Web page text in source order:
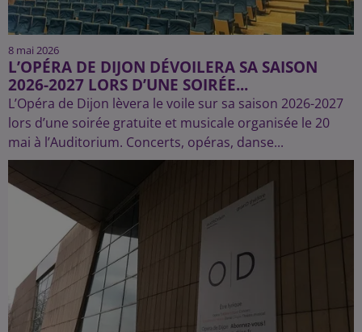
8 mai 2026
L’OPÉRA DE DIJON DÉVOILERA SA SAISON
2026-2027 LORS D’UNE SOIRÉE...
L’Opéra de Dijon lèvera le voile sur sa saison 2026-2027
lors d’une soirée gratuite et musicale organisée le 20
mai à l’Auditorium. Concerts, opéras, danse...